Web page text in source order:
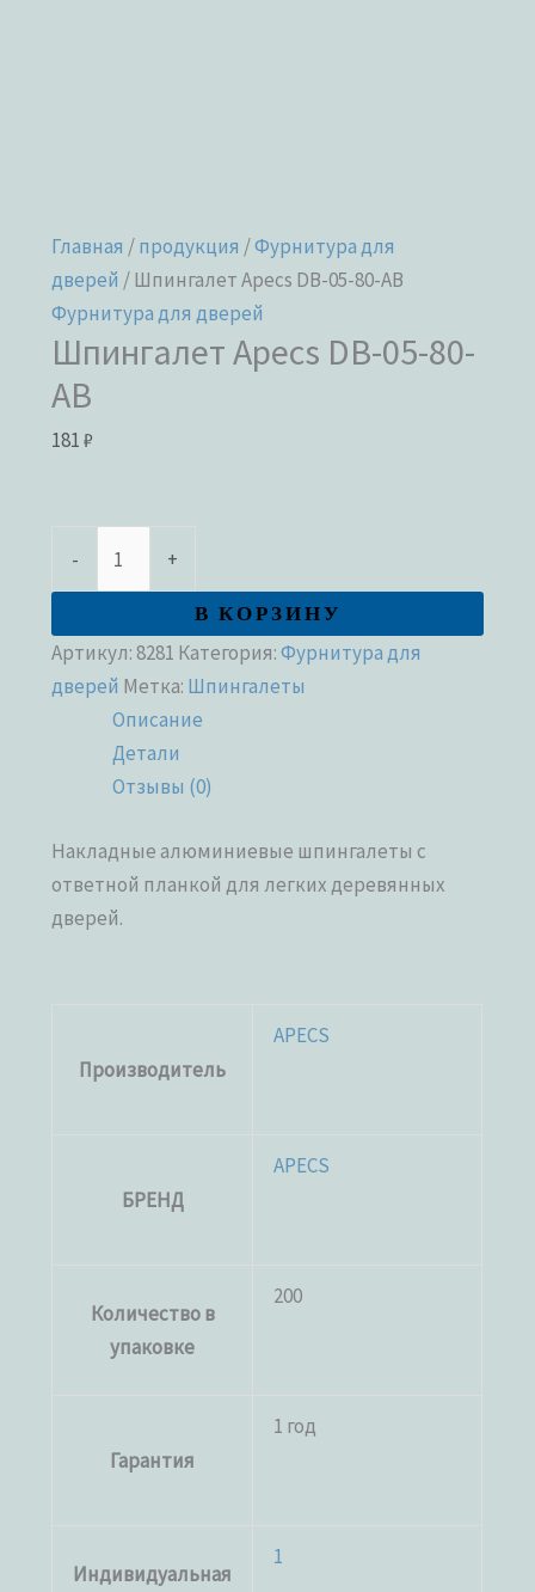
Главная /продукция /Фурнитура для
дверей / Шпингалет Apecs DB-05-80-AB
Фурнитура для дверей
Шпингалет Apecs DB-05-80-
AB
181₽
- +
В КОРЗИНУ
Артикул: 8281 Категория:Фурнитура для
дверей Метка: Шпингалеты
Описание
Детали
Отзывы (0)
Накладные алюминиевые шпингалеты с
ответной планкой для легких деревянных
дверей.
Производитель
APECS
БРЕНД
APECS
Количество в
упаковке
200
Гарантия
1 год
Индивидуальная
1